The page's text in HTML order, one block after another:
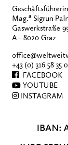
Geschäftsführerin
Mag.a Sigrun
Gaswerkstraße
A - 8020 Graz
+43 (0) 316 58 35
FACEBOOK
YOUTUBE
INSTAGRAM
IBAN: